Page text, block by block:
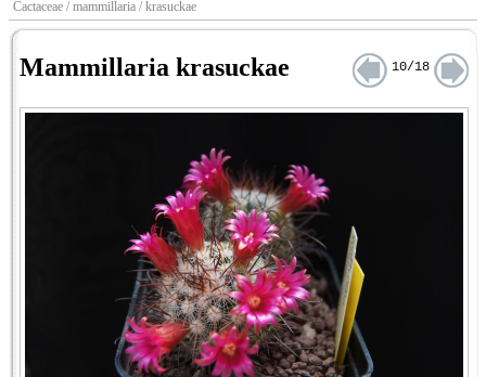
Cactaceae / mammillaria / krasuckae
Mammillaria krasuckae 10/18